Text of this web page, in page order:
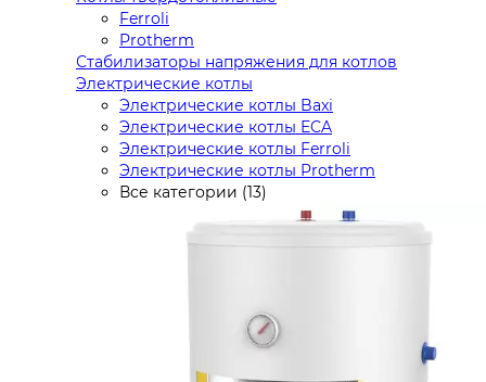
Ferroli
Protherm
Стабилизаторы напряжения для котлов
Электрические котлы
Электрические котлы Baxi
Электрические котлы ECA
Электрические котлы Ferroli
Электрические котлы Protherm
Все категории (13)